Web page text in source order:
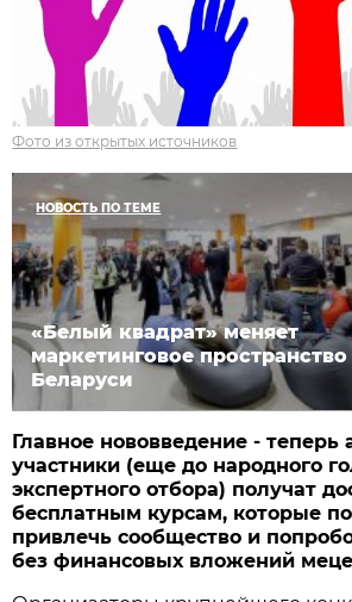
Фото из открытых источников
НОВОСТЬ ПО ТЕМЕ
«Белый квадрат» меняет
маркетинговое пространство
Беларуси
Главное нововведение - теперь
участники (еще до народного
экспертного отбора) получат
бесплатным курсам, которые
привлечь сообщество и
без финансовых вложений